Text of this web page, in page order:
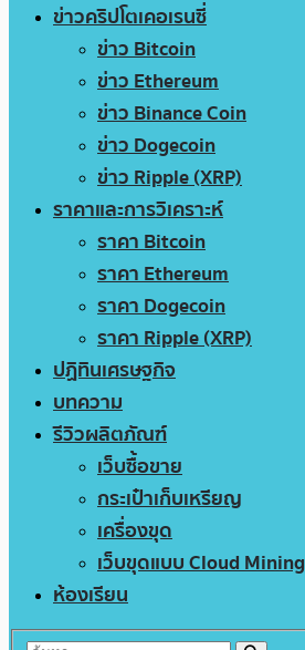
ข่าวคริปโตเคอเรนซี่
ข่าว Bitcoin
ข่าว Ethereum
ข่าว Binance Coin
ข่าว Dogecoin
ข่าว Ripple (XRP)
ราคาและการวิเคราะห์
ราคา Bitcoin
ราคา Ethereum
ราคา Dogecoin
ราคา Ripple (XRP)
ปฏิทินเศรษฐกิจ
บทความ
รีวิวผลิตภัณฑ์
เว็บซื้อขาย
กระเป๋าเก็บเหรียญ
เครื่องขุด
เว็บขุดแบบ Cloud Mining
ห้องเรียน